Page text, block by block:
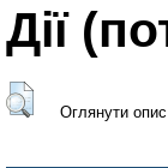
Дії
Оглянути